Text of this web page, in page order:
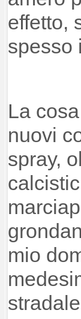
effetto,
spesso
La
nuovi
spray,
mio